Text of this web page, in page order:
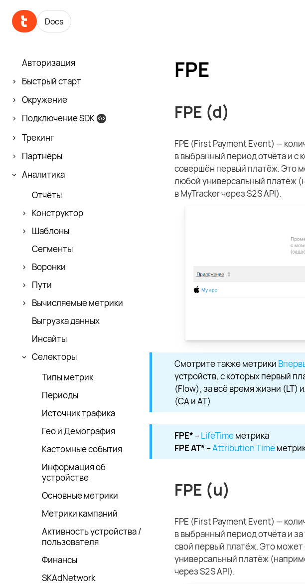
Docs
Авторизация
Быстрый старт
Окружение
Подключение SDK
Трекинг
Партнёры
Аналитика
Отчёты
Конструктор
Шаблоны
Сегменты
Воронки
Пути
Вычисляемые метрики
Выгрузка данных
Инсайты
Селекторы
Типы метрик
Периоды
Источник трафика
Гео и Демография
Кастомные события
Информация об
устройстве
Основные метрики
Метрики кампаний
Активность устройства /
пользователя
Финансы
SKAdNetwork
FPE
FPE (d)
FPE (First Payment Event) —
в выбранный период отчёта и с
совершён первый платёж. Это
любой универсальный платёж
в MyTracker через S2S API).
Смотрите также метрики
устройств, с которых первый
(Flow), за всё время жизни (LT)
(CA и AT)
FPE* –LifeTimeметрика
FPE AT* –Attribution Time
FPE (u)
FPE (First Payment Event) —
в выбранный период отчёта и
свой первый платёж. Это
универсальный платёж
через S2S API).